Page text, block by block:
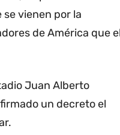
vienen por la
de América que
Juan Alberto
un decreto el